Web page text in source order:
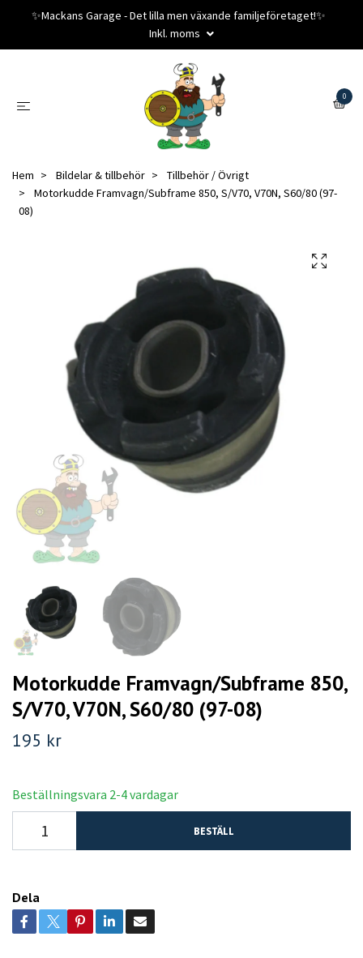
✨️Mackans Garage - Det lilla men växande familjeföretaget!✨️
Inkl. moms
0
Hem Bildelar & tillbehör
Tillbehör / Övrigt
Motorkudde Framvagn/Subframe 850, S/V70, V70N, S60/80 (97-
08)
Motorkudde Framvagn/Subframe 850,
S/V70, V70N, S60/80 (97-08)
195 kr
Beställningsvara 2-4 vardagar
BESTÄLL
Dela